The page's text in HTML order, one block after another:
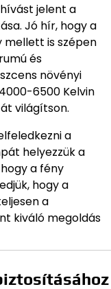
jelent a
Jó hír, hogy a
mellett is szépen
és
növényi
6500 Kelvin
világítson.
a
helyezzük a
a fény
hogy a
a
kiváló megoldás